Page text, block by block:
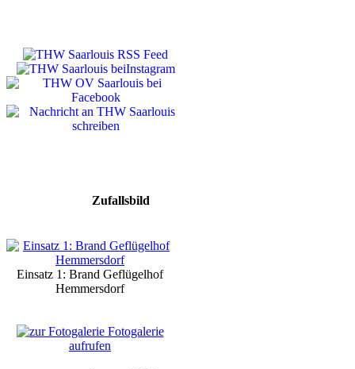
Zufallsbild
Einsatz 1: Brand Geflügelhof
Hemmersdorf
Fotogalerie
aufrufen